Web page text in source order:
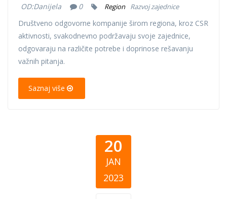
OD:Danijela 0 Region Razvoj zajednice
Društveno odgovorne kompanije širom regiona, kroz CSR
aktivnosti, svakodnevno podržavaju svoje zajednice,
odgovaraju na različite potrebe i doprinose rešavanju
važnih pitanja.
Saznaj više
20
JAN
2023